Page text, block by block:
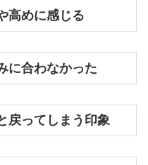
高めに感じる
に合わなかった
戻ってしまう印象